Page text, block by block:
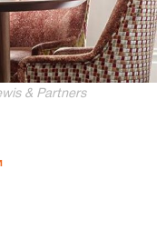
& Partners